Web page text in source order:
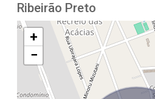
Ribeirão Preto
+
−